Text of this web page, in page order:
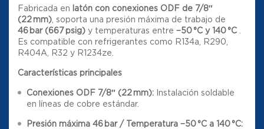
Fabricada en latón con conexiones ODF de 7/8″
(22 mm) , soporta una presión máxima de trabajo de
46 bar (667 psig) y temperaturas entre −50 °C y 140 °C
Es compatible con refrigerantes como R134a, R290,
R404A, R32 y R1234ze
Características principales
Conexiones ODF 7/8″ (22 mm): Instalación soldable
en líneas de cobre estándar.
Presión máxima 46 bar / Temperatura −50 °C a 140 °C: